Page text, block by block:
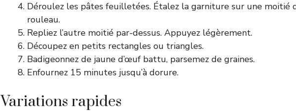
Déroulez les pâtes feuilletées. Étalez la garniture sur une moitié
rouleau.
Repliez l’autre moitié par-dessus. Appuyez légèrement.
Découpez en petits rectangles ou triangles.
Badigeonnez de jaune d’œuf battu, parsemez de graines.
Enfournez 15 minutes jusqu’à dorure.
Variations rapides